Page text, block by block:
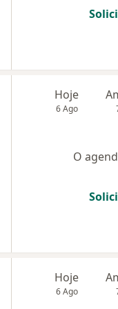
Hoje
6 Ago
O
Hoje
6 Ago